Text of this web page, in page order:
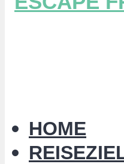
HOME